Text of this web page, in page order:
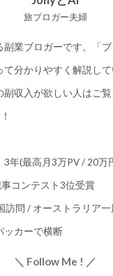
旅ブロガー夫婦
副業ブロガーです。「
て分かりやすく解説し
副収入が欲しい人はご
3年(最高月3万PV / 20万
コンテスト3位受賞
訪問 / オーストラリア
ッカーで横断
＼ Follow Me ! ／